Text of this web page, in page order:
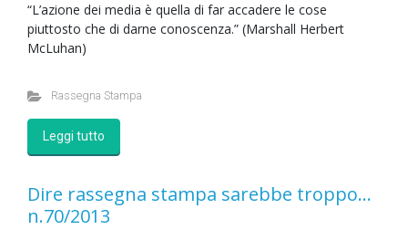
“L’azione dei media è quella di far accadere le cose
piuttosto che di darne conoscenza.” (Marshall Herbert
McLuhan)
Rassegna Stampa
Leggi tutto
Dire rassegna stampa sarebbe troppo…
n.70/2013